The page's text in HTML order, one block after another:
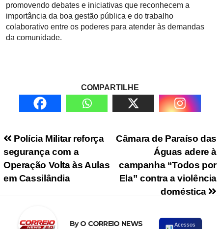
promovendo debates e iniciativas que reconhecem a
importância da boa gestão pública e do trabalho
colaborativo entre os poderes para atender às demandas
da comunidade.
COMPARTILHE
Navegação de PostCâmara de Paraíso das
Águas adere à
campanha “Todos por
Ela” contra a violência
doméstica
Polícia Militar reforça
segurança com a
Operação Volta às Aulas
em Cassilândia
ByO CORREIO NEWS Acessos